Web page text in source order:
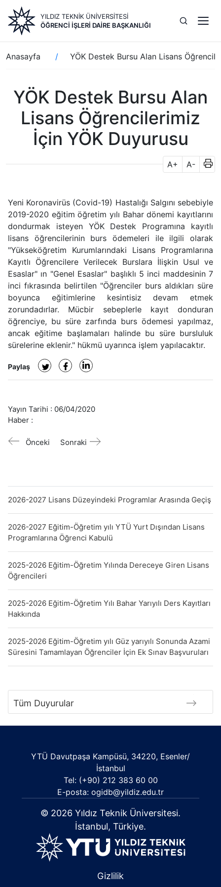
içeriğe
atla
YILDIZ TEKNİK ÜNİVERSİTESİ
ÖĞRENCI İŞLERI DAIRE BAŞKANLIĞI
Sayfa
yolu
Anasayfa YÖK Destek Bursu Alan Lisans
YÖK Destek Bursu Alan
Lisans Öğrencilerimiz
İçin YÖK Duyurusu
A+ A-
Yeni Koronavirüs (Covid-19) Hastalığı Salgını sebebiyle
2019-2020 eğitim öğretim yılı Bahar dönemi kayıtlarını
dondurmak isteyen YÖK Destek Programına kayıtlı
lisans öğrencilerinin burs ödemeleri ile ilgili olarak
"Yükseköğretim Kurumlarındaki Lisans Programlarına
Kayıtlı Öğrencilere Verilecek Burslara İlişkin Usul ve
Esaslar" ın "Genel Esaslar" başlıklı 5 inci maddesinin 7
inci fıkrasında belirtilen "Öğrenciler burs aldıkları süre
boyunca eğitimlerine kesintisiz devam etmek
zorundadırlar. Mücbir sebeplerle kayıt donduran
öğrenciye, bu süre zarfında burs ödemesi yapılmaz,
ancak eğitime başlamaları halinde bu süre bursluluk
sürelerine eklenir." hükmü uyarınca işlem yapılacaktır.
Paylaş
Yayın Tarihi : 06/04/2020
Haber :
Önceki Sonraki
2026-2027 Lisans Düzeyindeki Programlar Arasında Geçiş
2026-2027 Eğitim-Öğretim yılı YTÜ Yurt Dışından Lisans
Programlarına Öğrenci Kabulü
2025-2026 Eğitim-Öğretim Yılında Dereceye Giren Lisans
Öğrencileri
2025-2026 Eğitim-Öğretim Yılı Bahar Yarıyılı Ders Kayıtları
Hakkında
2025-2026 Eğitim-Öğretim yılı Güz yarıyılı Sonunda Azami
Süresini Tamamlayan Öğrenciler İçin Ek Sınav Başvuruları
Tüm Duyurular
YTÜ Davutpaşa Kampüsü, 34220, Esenler/
İstanbul
Tel: (+90) 212 383 60 00
E-posta: ogidb@yildiz.edu.tr
© 2026 Yıldız Teknik Üniversitesi.
İstanbul, Türkiye.
Gizlilik